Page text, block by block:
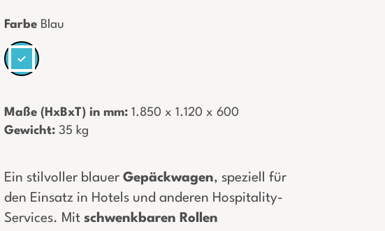
Farbe Blau
Maße (HxBxT) in mm: ­ 1.850 x 1.120 x 600
Gewicht: ­ 35 kg
Ein stilvoller blauer Gepäckwagen, speziell für
den Einsatz in Hotels und anderen Hospitality-
Services. Mit schwenkbaren Rollen